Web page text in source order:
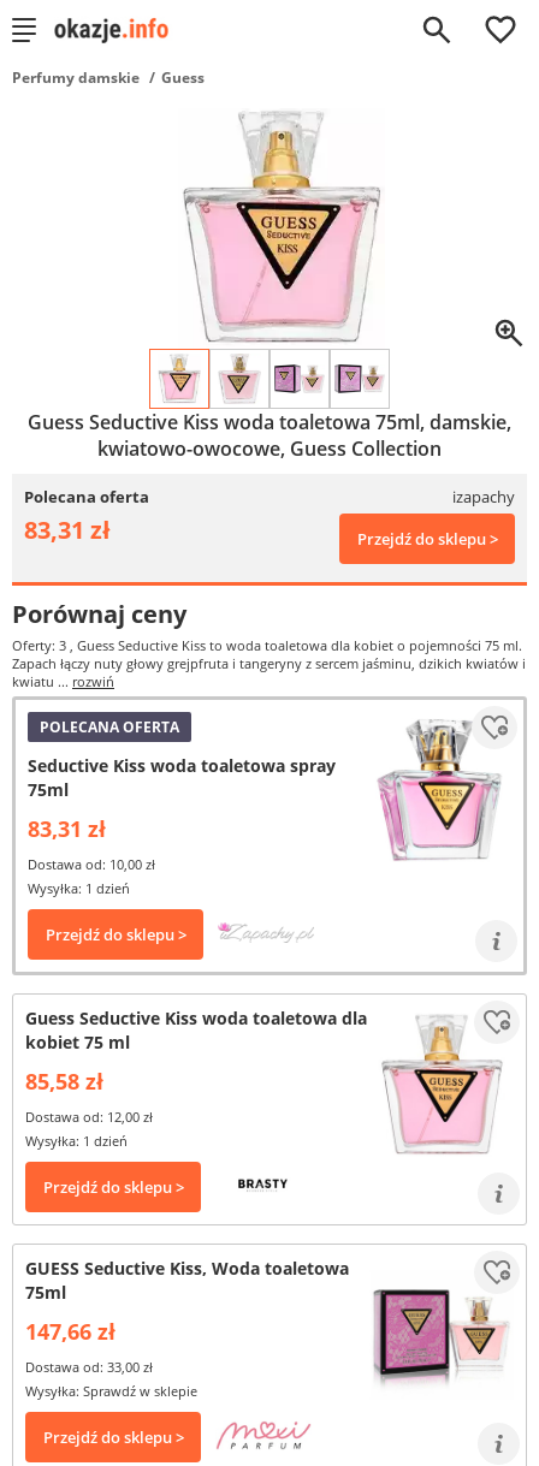
0
Perfumy damskie Guess
Guess Seductive Kiss woda toaletowa 75ml, damskie,
kwiatowo-owocowe, Guess Collection
Polecana oferta izapachy
83,31 zł Przejdź do sklepu >
Porównaj ceny
Oferty: 3 , Guess Seductive Kiss to woda toaletowa dla kobiet o pojemności 75 ml.
Zapach łączy nuty głowy grejpfruta i tangeryny z sercem jaśminu, dzikich kwiatów i
kwiatu ... rozwiń
POLECANA OFERTA
Seductive Kiss woda toaletowa spray
75ml
83,31 zł
Dostawa od: 10,00 zł
Wysyłka: 1 dzień
Przejdź do sklepu >
Guess Seductive Kiss woda toaletowa dla
kobiet 75 ml
85,58 zł
Dostawa od: 12,00 zł
Wysyłka: 1 dzień
Przejdź do sklepu >
GUESS Seductive Kiss, Woda toaletowa
75ml
147,66 zł
Dostawa od: 33,00 zł
Wysyłka: Sprawdź w sklepie
Przejdź do sklepu >